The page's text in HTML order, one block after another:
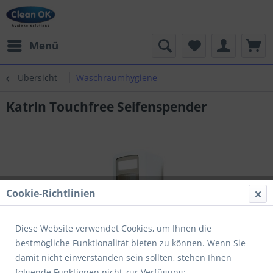
Menü
Übersicht Waschraumhygiene
Katrin Touchfree Seifenspender
Cookie-Richtlinien
Diese Website verwendet Cookies, um Ihnen die
bestmögliche Funktionalität bieten zu können. Wenn Sie
damit nicht einverstanden sein sollten, stehen Ihnen